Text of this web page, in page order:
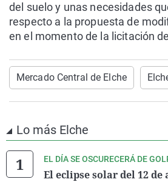
del suelo y unas necesidades
respecto a la propuesta de
en el momento de la licitación
Mercado Central de Elche
Lo más Elche
EL DÍA SE OSCURECERÁ DE
El eclipse solar del 12 de